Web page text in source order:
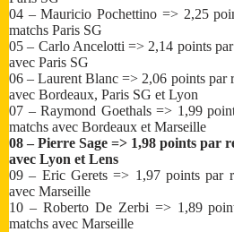
04 – Mauricio Pochettino => 2,25
matchs Paris SG
05 – Carlo Ancelotti => 2,14 points
avec Paris SG
06 – Laurent Blanc => 2,06 points par
avec Bordeaux, Paris SG et Lyon
07 – Raymond Goethals => 1,99
matchs avec Bordeaux et Marseille
08 – Pierre Sage => 1,98 points par
avec Lyon et Lens
09 – Eric Gerets => 1,97 points par
avec Marseille
10 – Roberto De Zerbi => 1,89
matchs avec Marseille